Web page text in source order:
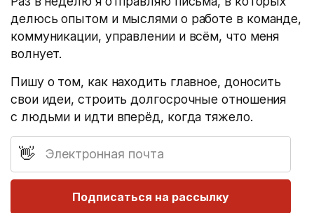
делюсь опытом и мыслями о работе в команде,
коммуникации, управлении и всём, что меня
волнует.
Пишу о том, как находить главное, доносить
свои идеи, строить долгосрочные отношения
с людьми и идти вперёд, когда тяжело.
E-mail